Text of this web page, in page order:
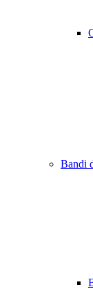
Bandi